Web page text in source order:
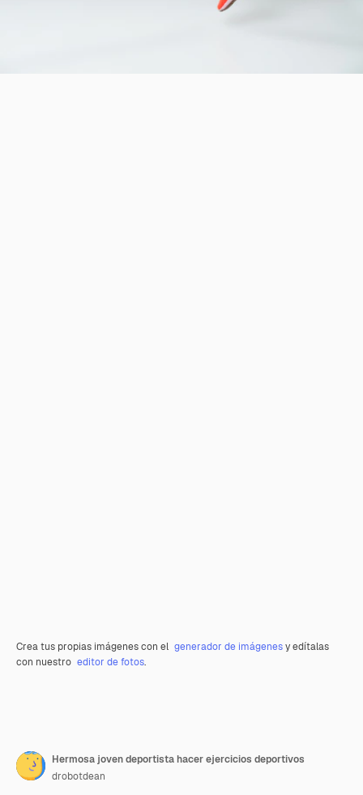
Crea tus propias imágenes con el generador de imágenesy edítalas
con nuestro editor de fotos.
Hermosa joven deportista hacer ejercicios deportivos
drobotdean